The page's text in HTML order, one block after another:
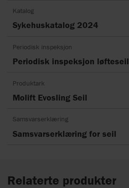
Katalog
Sykehuskatalog 2024
Periodisk inspeksjon
Periodisk inspeksjon
Produktark
Molift Evosling Seil
Samsvarserklæring
Samsvarserklæring for seil
Relaterte produkter